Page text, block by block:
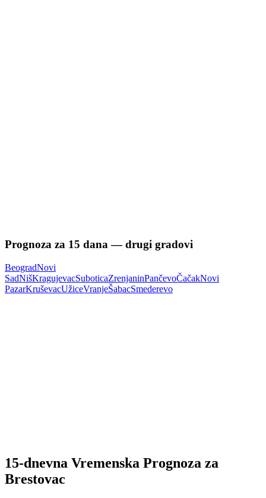
Prognoza za 15 dana — drugi gradovi
BeogradNovi
SadNišKragujevacSuboticaZrenjaninPančevoČačakNovi
PazarKruševacUžiceVranjeŠabacSmederevo
15-dnevna Vremenska Prognoza za
Brestovac